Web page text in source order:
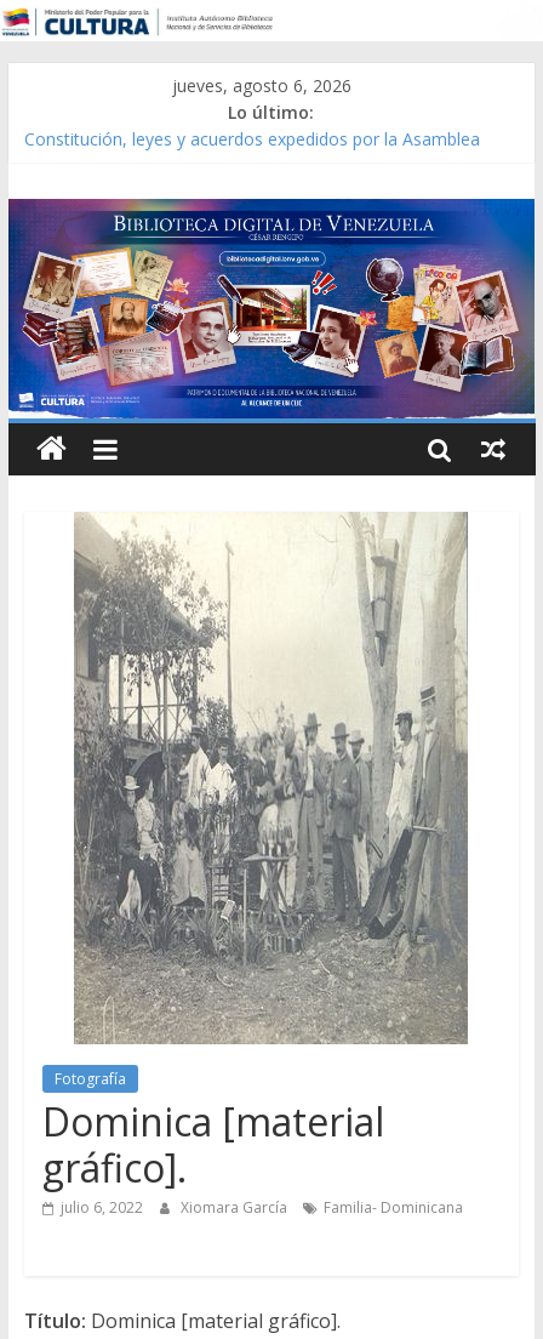
jueves, agosto 6, 2026
Lo último:
Constitución, leyes y acuerdos expedidos por la Asamblea
Modesta Bor Sánchez [material gráfico]
Gaceta Oficial de la República de Venezuela año CXXXIII Mes V,
Caracas 09 de marzo de 2006 N° 38.394
Catálogo temático de obras de Modesta Bor
Fotografía
Dominica [material
gráfico].
julio 6, 2022 Xiomara García Familia- Dominicana
Título: Dominica [material gráfico].